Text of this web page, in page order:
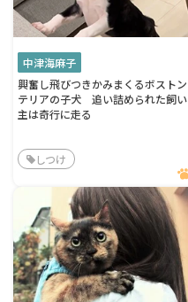
中津海麻子
興奮し飛びつきかみまくるボストン
テリアの子犬 追い詰められた飼い
主は奇行に走る
しつけ